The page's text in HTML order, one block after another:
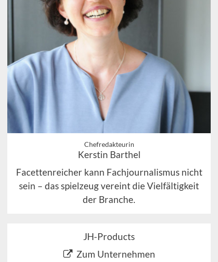
Chefredakteurin
Kerstin Barthel
Facettenreicher kann Fachjournalismus nicht
sein – das spielzeug vereint die Vielfältigkeit
der Branche.
JH-Products
Zum Unternehmen